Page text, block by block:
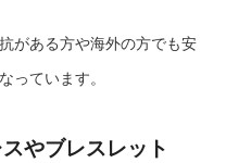
がある方や海外の方でも安
っています。
やブレスレット